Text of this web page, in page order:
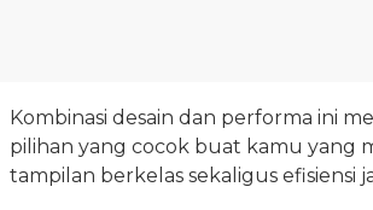
Kombinasi desain dan performa ini
pilihan yang cocok buat kamu yang
tampilan berkelas sekaligus efisiensi